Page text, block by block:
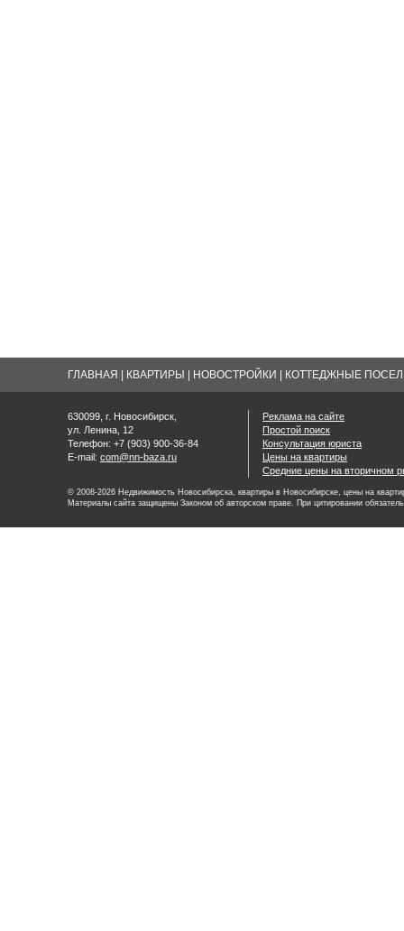
ГЛАВНАЯ КВАРТИРЫ НОВОСТРОЙКИ КОТТЕДЖНЫЕ
630099, г. Новосибирск,
ул. Ленина, 12
Телефон: +7 (903) 900-36-84
E-mail: com@nn-baza.ru
Реклама на сайте
Простой поиск
Консультация юриста
Цены на квартиры
Средние цены на вторичном
© 2008-2026 Недвижимость Новосибирска, квартиры в Новосибирске, цены на
Материалы сайта защищены Законом об авторском праве. При цитировании